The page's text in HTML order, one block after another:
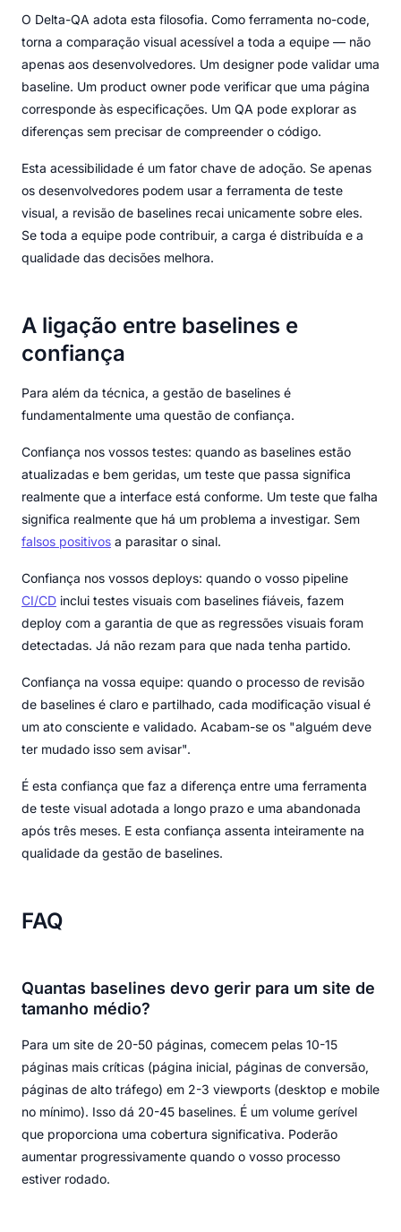
O Delta-QA adota esta filosofia. Como ferramenta no-code,
torna a comparação visual acessível a toda a equipe — não
apenas aos desenvolvedores. Um designer pode validar uma
baseline. Um product owner pode verificar que uma página
corresponde às especificações. Um QA pode explorar as
diferenças sem precisar de compreender o código.
Esta acessibilidade é um fator chave de adoção. Se apenas
os desenvolvedores podem usar a ferramenta de teste
visual, a revisão de baselines recai unicamente sobre eles.
Se toda a equipe pode contribuir, a carga é distribuída e a
qualidade das decisões melhora.
A ligação entre baselines e
confiança
Para além da técnica, a gestão de baselines é
fundamentalmente uma questão de confiança.
Confiança nos vossos testes: quando as baselines estão
atualizadas e bem geridas, um teste que passa significa
realmente que a interface está conforme. Um teste que falha
significa realmente que há um problema a investigar. Sem
falsos positivos a parasitar o sinal.
Confiança nos vossos deploys: quando o vosso pipeline
CI/CD inclui testes visuais com baselines fiáveis, fazem
deploy com a garantia de que as regressões visuais foram
detectadas. Já não rezam para que nada tenha partido.
Confiança na vossa equipe: quando o processo de revisão
de baselines é claro e partilhado, cada modificação visual é
um ato consciente e validado. Acabam-se os "alguém deve
ter mudado isso sem avisar".
É esta confiança que faz a diferença entre uma ferramenta
de teste visual adotada a longo prazo e uma abandonada
após três meses. E esta confiança assenta inteiramente na
qualidade da gestão de baselines.
FAQ
Quantas baselines devo gerir para um site de
tamanho médio?
Para um site de 20-50 páginas, comecem pelas 10-15
páginas mais críticas (página inicial, páginas de conversão,
páginas de alto tráfego) em 2-3 viewports (desktop e mobile
no mínimo). Isso dá 20-45 baselines. É um volume gerível
que proporciona uma cobertura significativa. Poderão
aumentar progressivamente quando o vosso processo
estiver rodado.